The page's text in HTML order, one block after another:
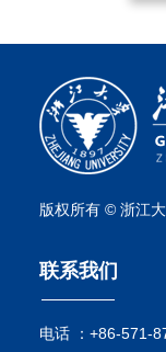
版权所有 © 浙江
联系我们
电话 ： +86-571-